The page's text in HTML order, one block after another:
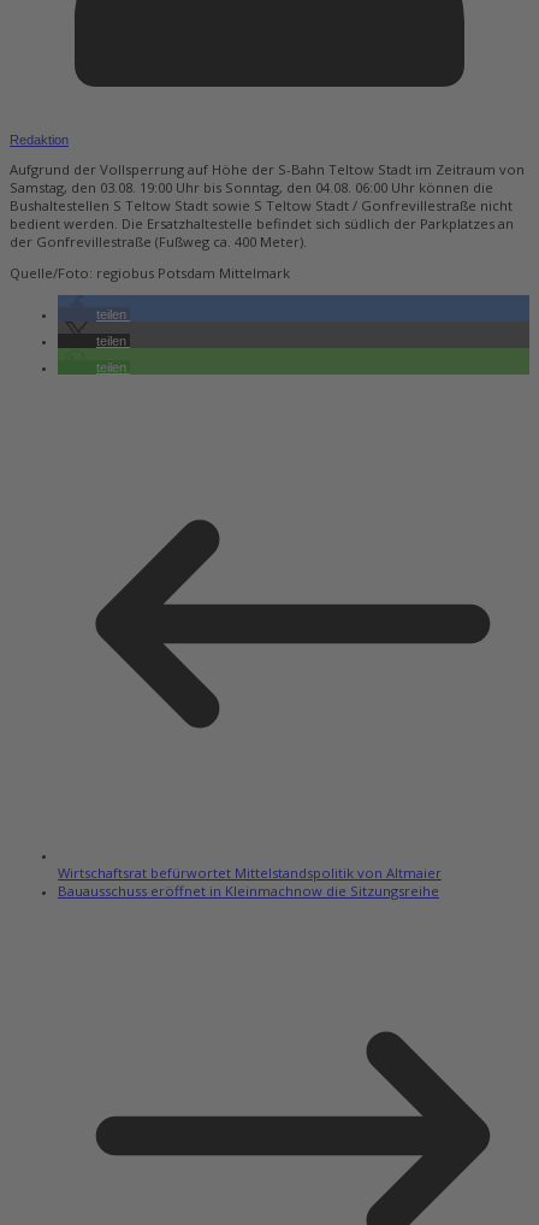
Redaktion
Aufgrund der Vollsperrung auf Höhe der S-Bahn Teltow Stadt im Zeitraum von
Samstag, den 03.08. 19:00 Uhr bis Sonntag, den 04.08. 06:00 Uhr können die
Bushaltestellen S Teltow Stadt sowie S Teltow Stadt / Gonfrevillestraße nicht
bedient werden. Die Ersatzhaltestelle befindet sich südlich der Parkplatzes an
der Gonfrevillestraße (Fußweg ca. 400 Meter).
Quelle/Foto: regiobus Potsdam Mittelmark
teilen
teilen
teilen
Wirtschaftsrat befürwortet Mittelstandspolitik von Altmaier
Bauausschuss eröffnet in Kleinmachnow die Sitzungsreihe